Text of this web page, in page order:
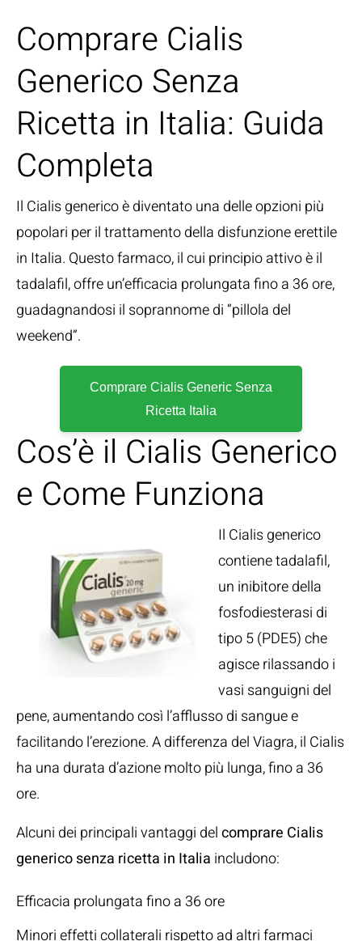
Comprare Cialis
Generico Senza
Ricetta in Italia: Guida
Completa
Il Cialis generico è diventato una delle opzioni più
popolari per il trattamento della disfunzione erettile
in Italia. Questo farmaco, il cui principio attivo è il
tadalafil, offre un’efficacia prolungata fino a 36 ore,
guadagnandosi il soprannome di “pillola del
weekend”.
Comprare Cialis Generic Senza
Ricetta Italia
Cos’è il Cialis Generico
e Come Funziona
Il Cialis generico
contiene tadalafil,
un inibitore della
fosfodiesterasi di
tipo 5 (PDE5) che
agisce rilassando i
vasi sanguigni del
pene, aumentando così l’afflusso di sangue e
facilitando l’erezione. A differenza del Viagra, il Cialis
ha una durata d’azione molto più lunga, fino a 36
ore.
Alcuni dei principali vantaggi delcomprare Cialis
generico senza ricetta in Italia includono:
Efficacia prolungata fino a 36 ore
Minori effetti collaterali rispetto ad altri farmaci